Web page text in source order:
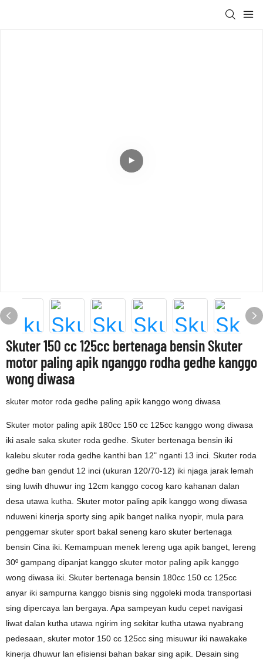
Skuter 150 cc 125cc bertenaga bensin Skuter
motor paling apik nganggo rodha gedhe kanggo
wong diwasa
skuter motor roda gedhe paling apik kanggo wong diwasa
Skuter motor paling apik 180cc 150 cc 125cc kanggo wong diwasa
iki asale saka skuter roda gedhe. Skuter bertenaga bensin iki
kalebu skuter roda gedhe kanthi ban 12" nganti 13 inci. Skuter roda
gedhe ban gendut 12 inci (ukuran 120/70-12) iki njaga jarak lemah
sing luwih dhuwur ing 12cm kanggo cocog karo kahanan dalan
desa utawa kutha. Skuter motor paling apik kanggo wong diwasa
nduweni kinerja sporty sing apik banget nalika nyopir, mula para
penggemar skuter sport bakal seneng karo skuter bertenaga
bensin Cina iki. Kemampuan menek lereng uga apik banget, lereng
30º gampang dipanjat kanggo skuter motor paling apik kanggo
wong diwasa iki. Skuter bertenaga bensin 180cc 150 cc 125cc
anyar iki sampurna kanggo bisnis sing nggoleki moda transportasi
sing dipercaya lan bergaya. Apa sampeyan kudu cepet navigasi
liwat dalan kutha utawa ngirim ing sekitar kutha utawa nyabrang
pedesaan, skuter motor 150 cc 125cc sing misuwur iki nawakake
kinerja dhuwur lan efisiensi bahan bakar sing apik. Desain sing